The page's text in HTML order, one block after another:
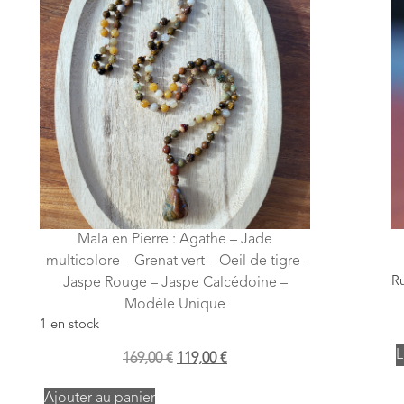
Mala en Pierre : Agathe – Jade
multicolore – Grenat vert – Oeil de tigre-
Jaspe Rouge – Jaspe Calcédoine –
Modèle Unique
1 en stock
169,00€ 119,00€
Ajouter au panier